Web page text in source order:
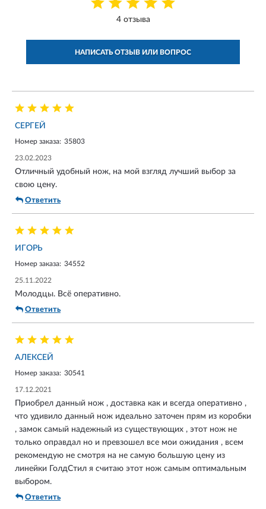
4 отзыва
НАПИСАТЬ ОТЗЫВ ИЛИ ВОПРОС
СЕРГЕЙ
Номер заказа: 35803
23.02.2023
Отличный удобный нож, на мой взгляд лучший выбор за
свою цену.
Ответить
ИГОРЬ
Номер заказа: 34552
25.11.2022
Молодцы. Всё оперативно.
Ответить
АЛЕКСЕЙ
Номер заказа: 30541
17.12.2021
Приобрел данный нож , доставка как и всегда оперативно ,
что удивило данный нож идеально заточен прям из коробки
, замок самый надежный из существующих , этот нож не
только оправдал но и превзошел все мои ожидания , всем
рекомендую не смотря на не самую большую цену из
линейки ГолдСтил я считаю этот нож самым оптимальным
выбором.
Ответить